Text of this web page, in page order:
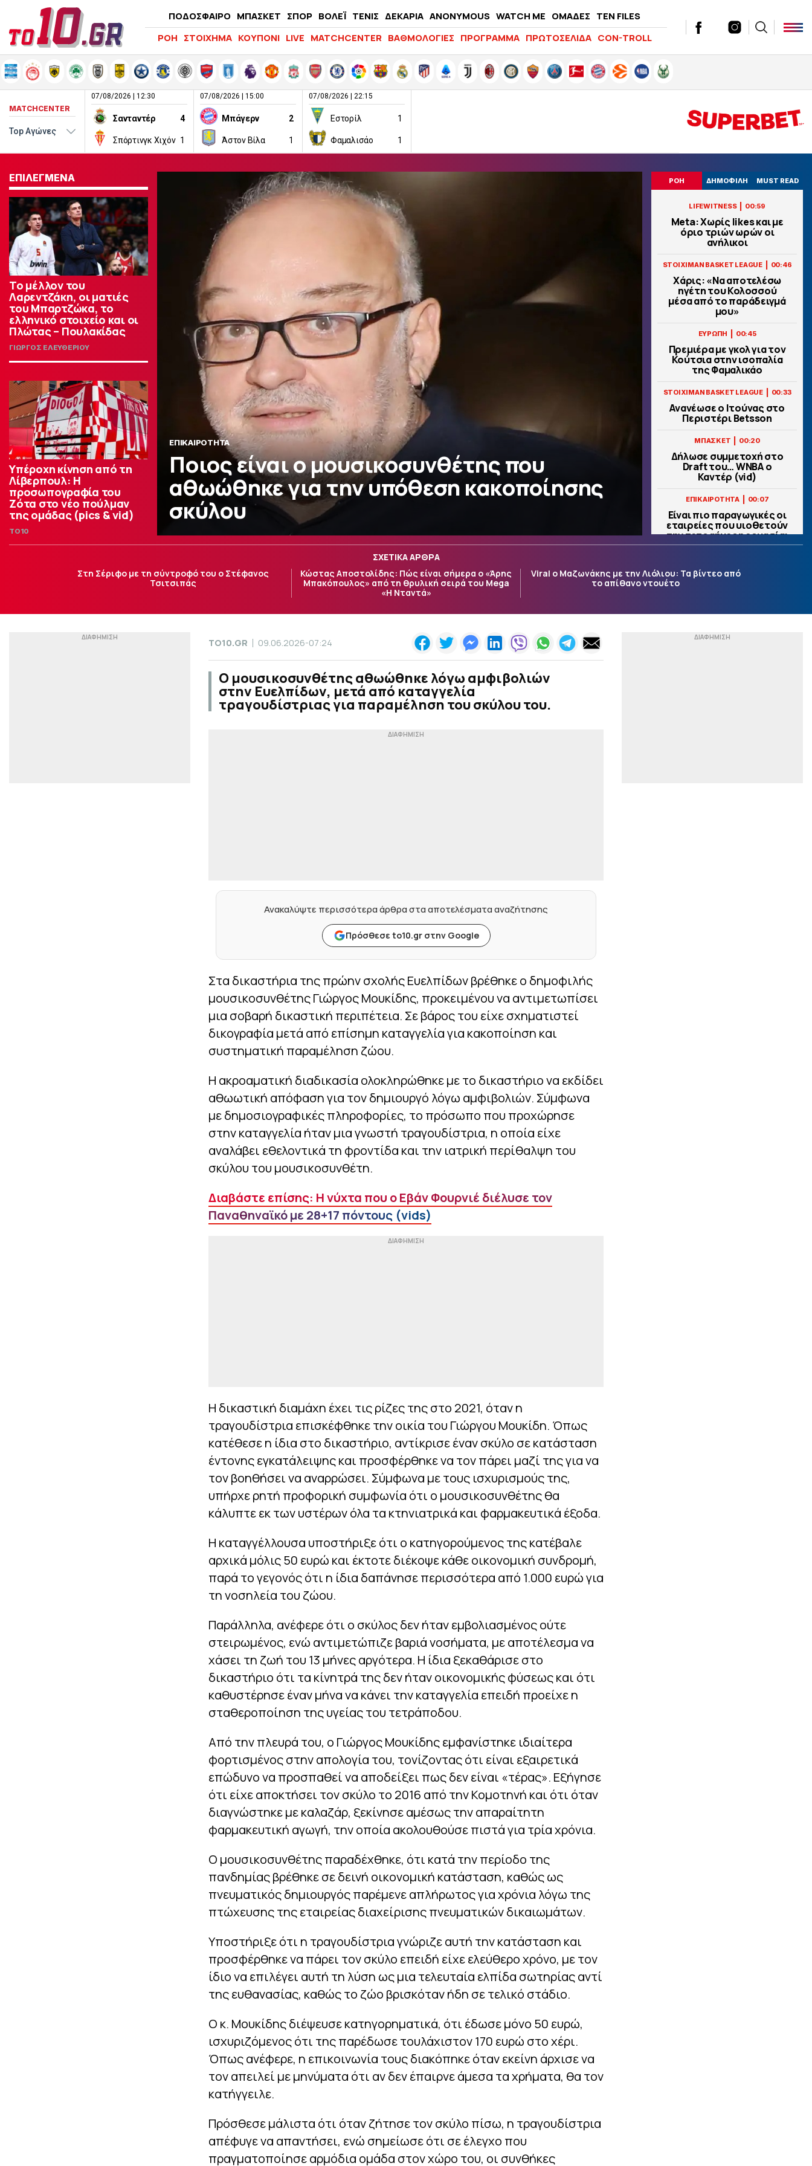
ΠΟΔΟΣΦΑΙΡΟ ΜΠΑΣΚΕΤ ΣΠΟΡ ΒΟΛΕΪ ΤΕΝΙΣ ΔΕΚΑΡΙΑ ANONYMOUS WATCH ME ΟΜΑΔΕΣ TEN FILES
LIFEWITNESS
ΡΟΗ ΣΤΟΙΧΗΜΑ ΚΟΥΠΟΝΙ LIVE MATCHCENTER ΒΑΘΜΟΛΟΓΙΕΣ ΠΡΟΓΡΑΜΜΑ ΠΡΩΤΟΣΕΛΙΔΑ CON-TROLL
MATCHCENTER
07/08/2026 | 12:30
Σανταντέρ 4
Σπόρτινγκ Χιχόν 1
07/08/2026 | 15:00
Μπάγερν 2
Άστον Βίλα 1
07/08/2026 | 22:15
Εστορίλ 1
Φαμαλισάο 1
ΕΠΙΛΕΓΜΕΝΑ
Το μέλλον του
Λαρεντζάκη, οι ματιές
του Μπαρτζώκα, το
ελληνικό στοιχείο και οι
Πλώτας – Πουλακίδας
ΓΙΩΡΓΟΣ ΕΛΕΥΘΕΡΙΟΥ
Υπέροχη κίνηση από τη
Λίβερπουλ: Η
προσωπογραφία του
Ζότα στο νέο πούλμαν
της ομάδας (pics & vid)
TO10
ΕΠΙΚΑΙΡΟΤΗΤΑ
Ποιος είναι ο μουσικοσυνθέτης που
αθωώθηκε για την υπόθεση κακοποίησης
σκύλου
ΡΟΗ ΔΗΜΟΦΙΛΗ MUST READ
LIFEWITNESS 00:59
Meta: Χωρίς likes και με
όριο τριών ωρών οι
ανήλικοι
STOIXIMAN BASKET LEAGUE 00:46
Χάρις: «Να αποτελέσω
ηγέτη του Κολοσσού
μέσα από το παράδειγμά
μου»
ΕΥΡΩΠΗ 00:45
Πρεμιέρα με γκολ για τον
Κούτσια στην ισοπαλία
της Φαμαλικάο
STOIXIMAN BASKET LEAGUE 00:33
Ανανέωσε ο Ιτούνας στο
Περιστέρι Betsson
ΜΠΑΣΚΕΤ 00:20
Δήλωσε συμμετοχή στο
Draft του… WNBA ο
Καντέρ (vid)
ΕΠΙΚΑΙΡΟΤΗΤΑ 00:07
Είναι πιο παραγωγικές οι
εταιρείες που υιοθετούν
την τετραήμερη εργασία;
Μια νέα μελέτη δίνει
ACB | 23:54
(pic)
ΕΘΝΙΚΕΣ ΟΜΑΔΕΣ
ΣΧΕΤΙΚΑ ΑΡΘΡΑ
Στη Σέριφο με τη σύντροφό του ο Στέφανος
Τσιτσιπάς
Κώστας Αποστολίδης: Πώς είναι σήμερα ο «Άρης
Μπακόπουλος» από τη θρυλική σειρά του Mega
«Η Νταντά»
Viral ο Μαζωνάκης με την Λιόλιου: Τα βίντεο από
το απίθανο ντουέτο
TO10.GR 09.06.2026-07:24
Ο μουσικοσυνθέτης αθωώθηκε λόγω αμφιβολιών
στην Ευελπίδων, μετά από καταγγελία
τραγουδίστριας για παραμέληση του σκύλου του.
Ανακαλύψτε περισσότερα άρθρα στα αποτελέσματα αναζήτησης
Πρόσθεσε to10.gr στην Google
Στα δικαστήρια της πρώην σχολής Ευελπίδων βρέθηκε ο δημοφιλής
μουσικοσυνθέτης Γιώργος Μουκίδης, προκειμένου να αντιμετωπίσει
μια σοβαρή δικαστική περιπέτεια. Σε βάρος του είχε σχηματιστεί
δικογραφία μετά από επίσημη καταγγελία για κακοποίηση και
συστηματική παραμέληση ζώου.
Η ακροαματική διαδικασία ολοκληρώθηκε με το δικαστήριο να εκδίδει
αθωωτική απόφαση για τον δημιουργό λόγω αμφιβολιών. Σύμφωνα
με δημοσιογραφικές πληροφορίες, το πρόσωπο που προχώρησε
στην καταγγελία ήταν μια γνωστή τραγουδίστρια, η οποία είχε
αναλάβει εθελοντικά τη φροντίδα και την ιατρική περίθαλψη του
σκύλου του μουσικοσυνθέτη.
Διαβάστε επίσης: Η νύχτα που ο Εβάν Φουρνιέ διέλυσε τον
Παναθηναϊκό με 28+17 πόντους (vids)
Η δικαστική διαμάχη έχει τις ρίζες της στο 2021, όταν η
τραγουδίστρια επισκέφθηκε την οικία του Γιώργου Μουκίδη. Όπως
κατέθεσε η ίδια στο δικαστήριο, αντίκρισε έναν σκύλο σε κατάσταση
έντονης εγκατάλειψης και προσφέρθηκε να τον πάρει μαζί της για να
τον βοηθήσει να αναρρώσει. Σύμφωνα με τους ισχυρισμούς της,
υπήρχε ρητή προφορική συμφωνία ότι ο μουσικοσυνθέτης θα
κάλυπτε εκ των υστέρων όλα τα κτηνιατρικά και φαρμακευτικά έξοδα.
Η καταγγέλλουσα υποστήριξε ότι ο κατηγορούμενος της κατέβαλε
αρχικά μόλις 50 ευρώ και έκτοτε διέκοψε κάθε οικονομική συνδρομή,
παρά το γεγονός ότι η ίδια δαπάνησε περισσότερα από 1.000 ευρώ για
τη νοσηλεία του ζώου.
Παράλληλα, ανέφερε ότι ο σκύλος δεν ήταν εμβολιασμένος ούτε
στειρωμένος, ενώ αντιμετώπιζε βαριά νοσήματα, με αποτέλεσμα να
χάσει τη ζωή του 13 μήνες αργότερα. Η ίδια ξεκαθάρισε στο
δικαστήριο ότι τα κίνητρά της δεν ήταν οικονομικής φύσεως και ότι
καθυστέρησε έναν μήνα να κάνει την καταγγελία επειδή προείχε η
σταθεροποίηση της υγείας του τετράποδου.
Από την πλευρά του, ο Γιώργος Μουκίδης εμφανίστηκε ιδιαίτερα
φορτισμένος στην απολογία του, τονίζοντας ότι είναι εξαιρετικά
επώδυνο να προσπαθεί να αποδείξει πως δεν είναι «τέρας». Εξήγησε
ότι είχε αποκτήσει τον σκύλο το 2016 από την Κομοτηνή και ότι όταν
διαγνώστηκε με καλαζάρ, ξεκίνησε αμέσως την απαραίτητη
φαρμακευτική αγωγή, την οποία ακολουθούσε πιστά για τρία χρόνια.
Ο μουσικοσυνθέτης παραδέχθηκε, ότι κατά την περίοδο της
πανδημίας βρέθηκε σε δεινή οικονομική κατάσταση, καθώς ως
πνευματικός δημιουργός παρέμενε απλήρωτος για χρόνια λόγω της
πτώχευσης της εταιρείας διαχείρισης πνευματικών δικαιωμάτων.
Υποστήριξε ότι η τραγουδίστρια γνώριζε αυτή την κατάσταση και
προσφέρθηκε να πάρει τον σκύλο επειδή είχε ελεύθερο χρόνο, με τον
ίδιο να επιλέγει αυτή τη λύση ως μια τελευταία ελπίδα σωτηρίας αντί
της ευθανασίας, καθώς το ζώο βρισκόταν ήδη σε τελικό στάδιο.
Ο κ. Μουκίδης διέψευσε κατηγορηματικά, ότι έδωσε μόνο 50 ευρώ,
ισχυριζόμενος ότι της παρέδωσε τουλάχιστον 170 ευρώ στο χέρι.
Όπως ανέφερε, η επικοινωνία τους διακόπηκε όταν εκείνη άρχισε να
τον απειλεί με μηνύματα ότι αν δεν έπαιρνε άμεσα τα χρήματα, θα τον
κατήγγειλε.
Πρόσθεσε μάλιστα ότι όταν ζήτησε τον σκύλο πίσω, η τραγουδίστρια
απέφυγε να απαντήσει, ενώ σημείωσε ότι σε έλεγχο που
πραγματοποίησε αρμόδια ομάδα στον χώρο του, οι συνθήκες